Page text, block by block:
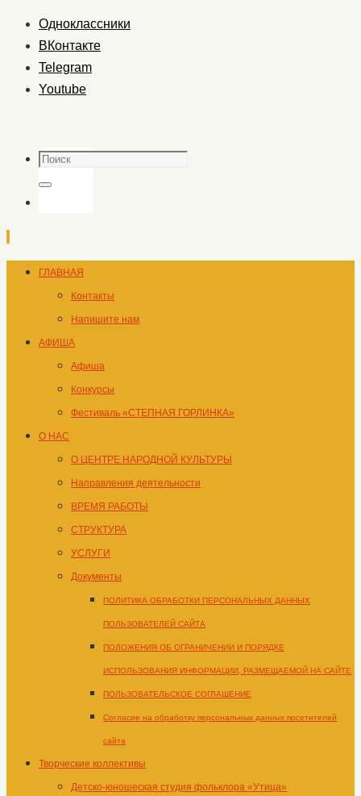
Одноклассники
ВКонтакте
Telegram
Youtube
Поиск
Поиск
Перейти
содержимому
ГЛАВНАЯ
Контакты
Напишите нам
АФИША
Афиша
Конкурсы
Фестиваль «СТЕПНАЯ ГОРЛИНКА»
О НАС
О ЦЕНТРЕ НАРОДНОЙ КУЛЬТУРЫ
Направления деятельности
ВРЕМЯ РАБОТЫ
СТРУКТУРА
УСЛУГИ
Документы
ПОЛИТИКА ОБРАБОТКИ ПЕРСОНАЛЬНЫХ ДАННЫХ
ПОЛЬЗОВАТЕЛЕЙ САЙТА
ПОЛОЖЕНИЯ ОБ ОГРАНИЧЕНИИ И ПОРЯДКЕ
ИСПОЛЬЗОВАНИЯ ИНФОРМАЦИИ, РАЗМЕЩАЕМОЙ НА САЙТЕ
ПОЛЬЗОВАТЕЛЬСКОЕ СОГЛАШЕНИЕ
Согласие на обработку персональных данных посетителей
сайта
Творческие коллективы
Детско-юношеская студия фольклора «Утица»